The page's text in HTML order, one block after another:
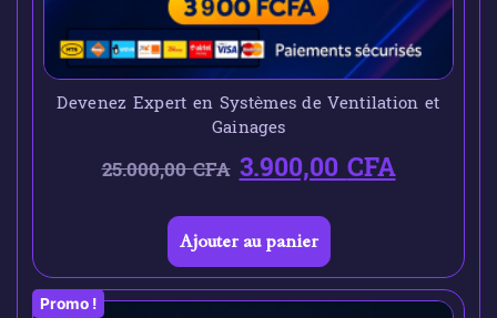
Devenez Expert en Systèmes de Ventilation et
Gainages
25.000,00CFA 3.900,00CFA
Ajouter au panier
Promo !